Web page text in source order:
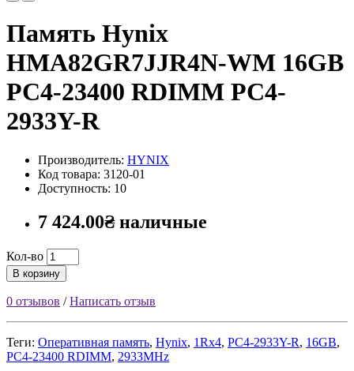
Память Hynix
HMA82GR7JJR4N-WM 16GB
PC4-23400 RDIMM PC4-
2933Y-R
Производитель: HYNIX
Код товара: 3120-01
Доступность: 10
7 424.00₴ наличные
Кол-во
В корзину
0 отзывов /Написать отзыв
Теги: Оперативная память, Hynix, 1Rx4, PC4-2933Y-R, 16GB,
PC4-23400 RDIMM, 2933MHz